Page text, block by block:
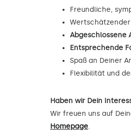
Freundliche,
Abgeschlossene
Entsprechende
Spaß an Deiner
Flexibilität und
Haben wir Dein
Wir freuen uns auf
Homepage.